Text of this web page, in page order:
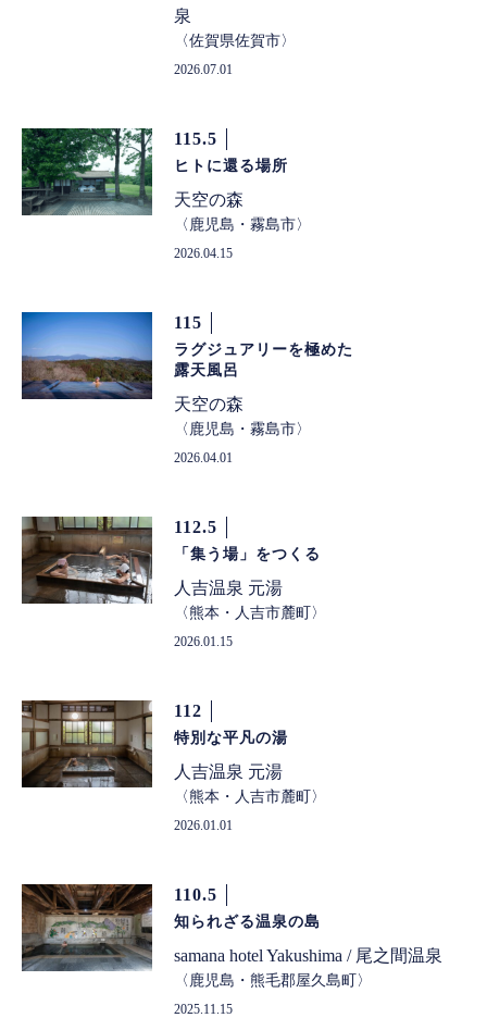
泉
佐賀県佐賀市
2026.07.01
115.5
ヒトに還る場所
天空の森
鹿児島・霧島市
2026.04.15
115
ラグジュアリーを極めた
露天風呂
天空の森
鹿児島・霧島市
2026.04.01
112.5
「集う場」をつくる
人吉温泉 元湯
熊本・人吉市麓町
2026.01.15
112
特別な平凡の湯
人吉温泉 元湯
熊本・人吉市麓町
2026.01.01
110.5
知られざる温泉の島
samana hotel Yakushima / 尾之間温泉
鹿児島・熊毛郡屋久島町
2025.11.15